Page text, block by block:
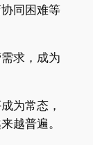
同困难等
求，成为
为常态，
越普遍。